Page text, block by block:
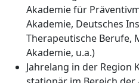
Akademie für
Akademie, Deutsches
Therapeutische Berufe,
Akademie, u.a.)
Jahrelang in der Region